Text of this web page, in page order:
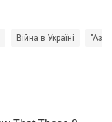
Війна в Україні